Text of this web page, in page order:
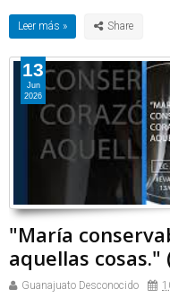
Leer más »
"María
aquellas cosas."
Guanajuato Desconocido
13
Jun
2026